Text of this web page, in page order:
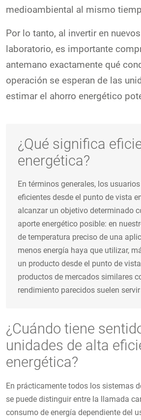
medioambiental al mismo
Por lo tanto, al invertir en
laboratorio, es importante
antemano exactamente qué
operación se esperan de las
estimar el ahorro energético
¿Qué significa
energética?
En términos generales, los
eficientes desde el punto de vista
alcanzar un objetivo determinado
aporte energético posible: en
de temperatura preciso de una
menos energía haya que utilizar,
un producto desde el punto de
productos de mercados similares
rendimiento parecidos suelen
¿Cuándo tiene
unidades de alta
energética?
En prácticamente todos los sistemas
se puede distinguir entre la llamada
consumo de energía dependiente del